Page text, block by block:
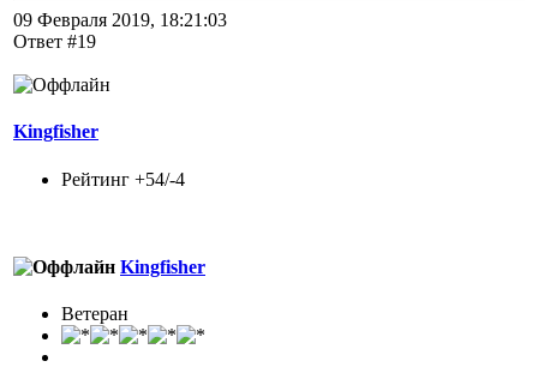
09 Февраля 2019, 18:21:03
Ответ #19
Kingfisher
Рейтинг +54/-4
Kingfisher
Ветеран